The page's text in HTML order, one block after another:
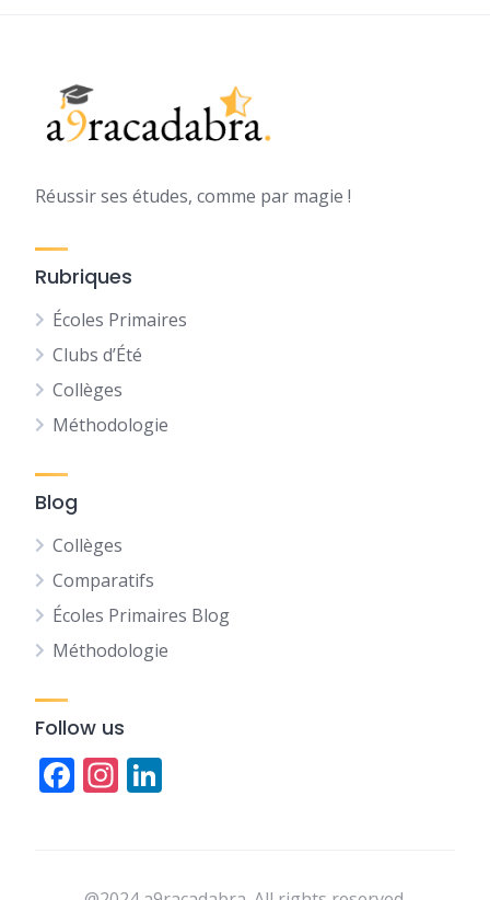
Réussir ses études, comme par magie !
Rubriques
Écoles Primaires
Clubs d’Été
Collèges
Méthodologie
Blog
Collèges
Comparatifs
Écoles Primaires Blog
Méthodologie
Follow us
Facebook
Instagram